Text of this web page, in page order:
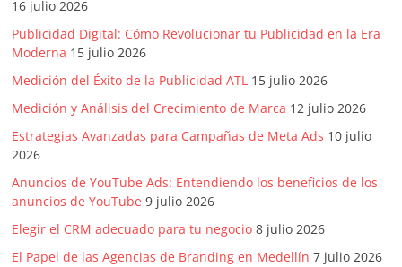
filiales
en
América
Latina
Una
mirada
estratégica
y
versátil
del
Marketing
16 julio 2026
Publicidad Digital: Cómo Revolucionar tu Publicidad en la Era
Moderna 15 julio 2026
Medición del Éxito de la Publicidad ATL 15 julio 2026
Medición y Análisis del Crecimiento de Marca 12 julio 2026
Estrategias Avanzadas para Campañas de Meta Ads 10 julio
2026
Anuncios de YouTube Ads: Entendiendo los beneficios de los
anuncios de YouTube 9 julio 2026
Elegir el CRM adecuado para tu negocio 8 julio 2026
El Papel de las Agencias de Branding en Medellín 7 julio 2026